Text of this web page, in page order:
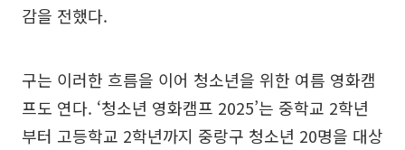
감을 전했다.
구는 이러한 흐름을 이어 청소년을 위한 여름 영화캠
프도 연다. ‘청소년 영화캠프 2025’는 중학교 2학년
부터 고등학교 2학년까지 중랑구 청소년 20명을 대상